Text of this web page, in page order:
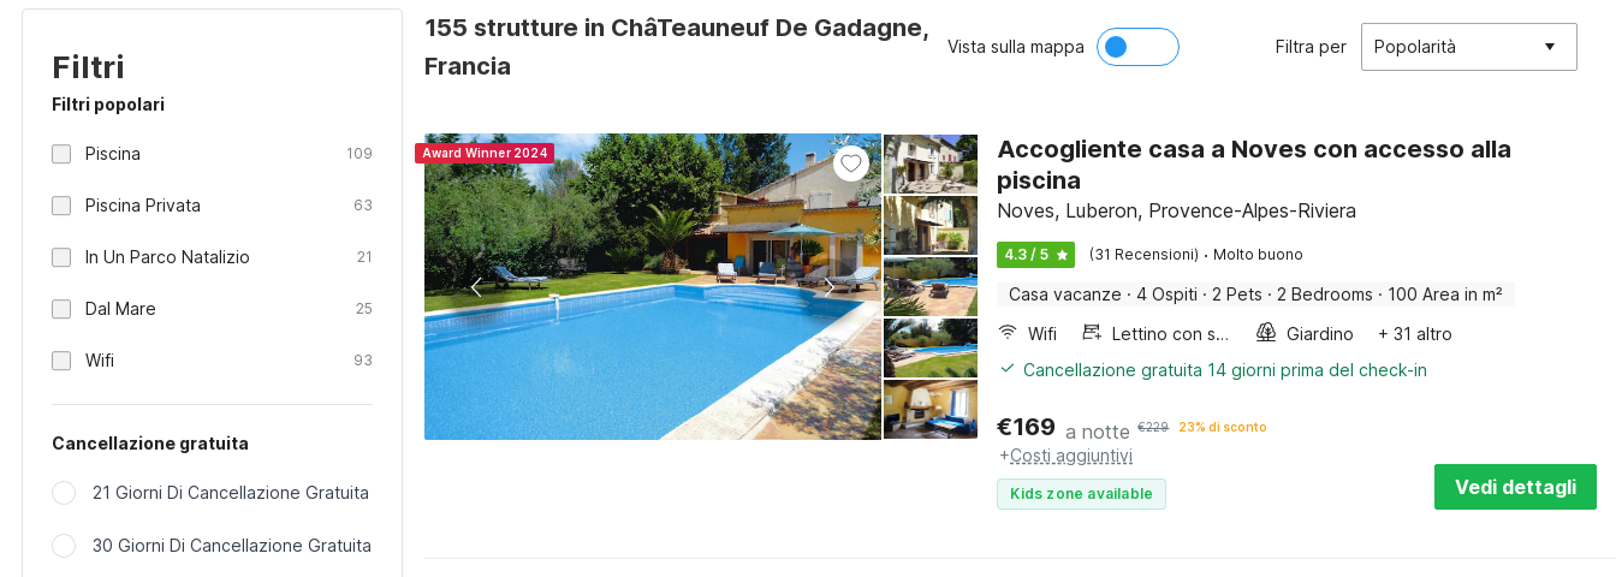
Filtri
Filtri popolari
Piscina 109
Piscina Privata 63
In Un Parco Natalizio 21
Dal Mare 25
Wifi 93
Cancellazione gratuita
21 Giorni Di Cancellazione Gratuita
30 Giorni Di Cancellazione Gratuita
155 strutture in ChâTeauneuf De Gadagne,
Francia
Vista sulla mappa Filtra per Popolarità
Award Winner 2024
Accogliente casa a Noves con accesso alla
piscina
Noves, Luberon, Provence-Alpes-Riviera
4.3 / 5 (31 Recensioni) · Molto buono
Casa vacanze · 4 Ospiti · 2 Pets · 2 Bedrooms · 100 Area in m²
Wifi
Lettino con sponde Giardino
+ 31 altro
Cancellazione gratuita 14 giorni prima del check-in
€169 a notte €229 23% di sconto
+Costi aggiuntivi
Kids zone available Vedi dettagli